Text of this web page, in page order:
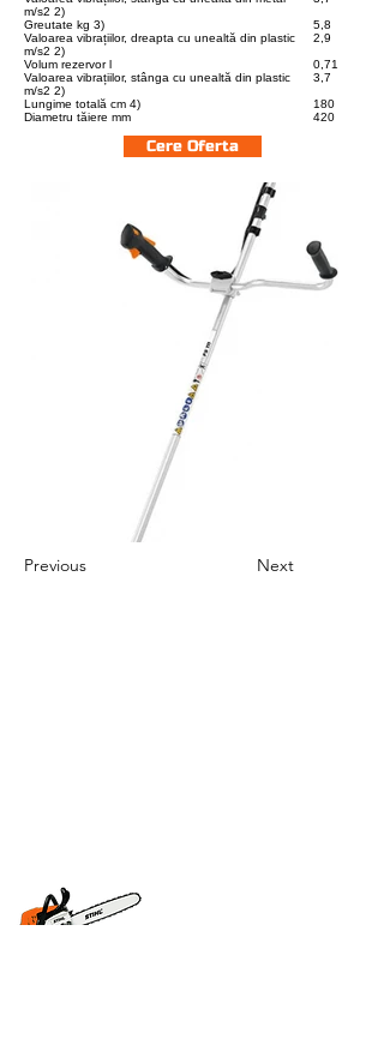
m/s2 2)
Greutate kg 3)
5,8
Valoarea vibrațiilor, dreapta cu unealtă din plastic
m/s2 2)
2,9
Volum rezervor l
0,71
Valoarea vibrațiilor, stânga cu unealtă din plastic
m/s2 2)
3,7
Lungime totală cm 4)
180
Diametru tăiere mm
420
Cere Oferta
Previous Next